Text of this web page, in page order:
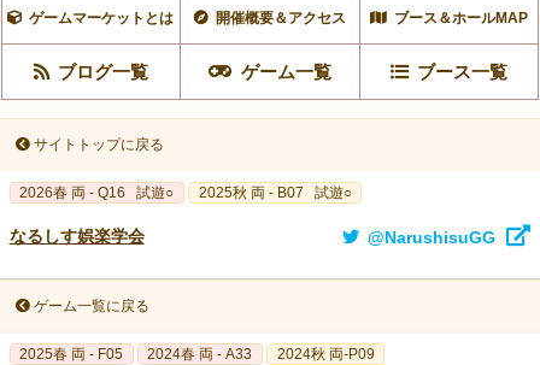
ゲームマーケットとは 開催概要＆アクセス ブース＆ホールMAP
ブログ一覧 ゲーム一覧 ブース一覧
サイトトップに戻る
2026春 両 - Q16 試遊○ 2025秋 両 - B07 試遊○
なるしす娯楽学会 @NarushisuGG
ゲーム一覧に戻る
2025春 両 - F05 2024春 両 - A33
2024秋 両-P09